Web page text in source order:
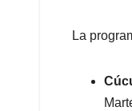
La